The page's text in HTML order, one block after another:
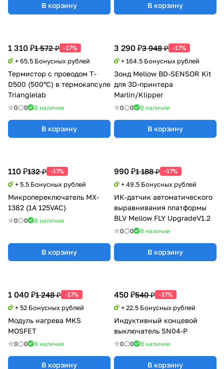
В корзину В корзину
1 310 ₽1 572 ₽ -17%
+ 65.5 Бонусных рублей
Термистор с проводом T-
D500 (500°C) в термокапсуле
Trianglelab
0 0 В наличии
В корзину
3 290 ₽3 948 ₽ -17%
+ 164.5 Бонусных рублей
Зонд Mellow BD-SENSOR Kit
для 3D-принтера
Marlin/Klipper
0 0 В наличии
В корзину
110 ₽132 ₽ -17%
+ 5.5 Бонусных рублей
Микропереключатель MX-
1382 (1A 125VAC)
0 0 В наличии
В корзину
990 ₽1 188 ₽ -17%
+ 49.5 Бонусных рублей
ИК-датчик автоматического
выравнивания платформы
BLV Mellow FLY UpgradeV1.2
0 0 В наличии
В корзину
1 040 ₽1 248 ₽ -17%
+ 52 Бонусных рублей
Модуль нагрева MKS
MOSFET
0 0 В наличии
В корзину
450 ₽540 ₽ -17%
+ 22.5 Бонусных рублей
Индуктивный концевой
выключатель SN04-P
0 0 В наличии
В корзину